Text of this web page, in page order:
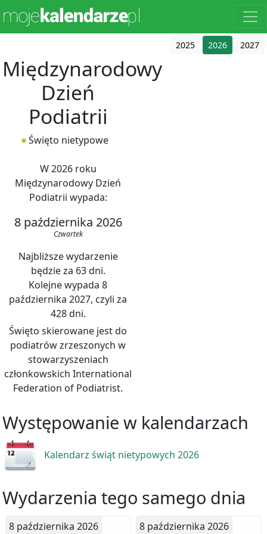
2025 2026 2027
Międzynarodowy
Dzień
Podiatrii
Święto nietypowe
W 2026 roku
Międzynarodowy Dzień
Podiatrii wypada:
8 października 2026
Czwartek
Najbliższe wydarzenie
będzie za 63 dni.
Kolejne wypada 8
października 2027, czyli za
428 dni.
Święto skierowane jest do
podiatrów zrzeszonych w
stowarzyszeniach
członkowskich International
Federation of Podiatrist.
Występowanie w kalendarzach
Kalendarz świąt nietypowych 2026
Wydarzenia tego samego dnia
8 października 2026 8 października 2026